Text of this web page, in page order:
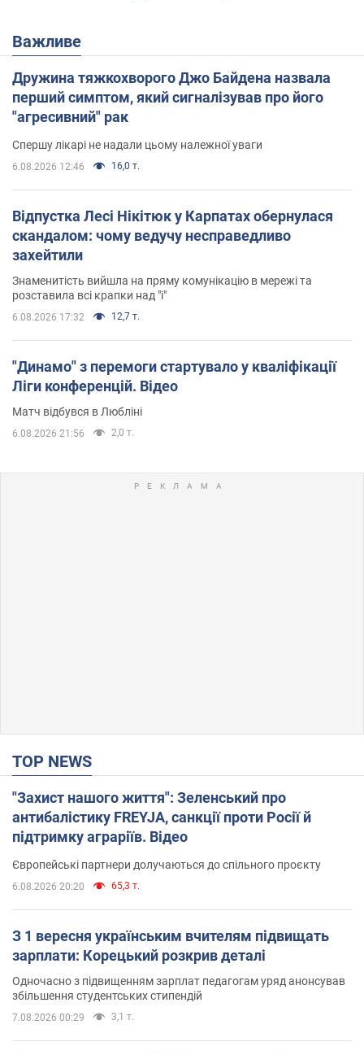
Важливе
Дружина тяжкохворого Джо Байдена назвала
перший симптом, який сигналізував про його
"агресивний" рак
Спершу лікарі не надали цьому належної уваги
6.08.2026 12:46 16,0 т.
Відпустка Лесі Нікітюк у Карпатах обернулася
скандалом: чому ведучу несправедливо
захейтили
Знаменитість вийшла на пряму комунікацію в мережі та
розставила всі крапки над "і"
6.08.2026 17:32 12,7 т.
"Динамо" з перемоги стартувало у кваліфікації
Ліги конференцій. Відео
Матч відбувся в Любліні
6.08.2026 21:56 2,0 т.
TOP NEWS
"Захист нашого життя": Зеленський про
антибалістику FREYJA, санкції проти Росії й
підтримку аграріїв. Відео
Європейські партнери долучаються до спільного проєкту
6.08.2026 20:20 65,3 т.
З 1 вересня українським вчителям підвищать
зарплати: Корецький розкрив деталі
Одночасно з підвищенням зарплат педагогам уряд анонсував
збільшення студентських стипендій
7.08.2026 00:29 3,1 т.